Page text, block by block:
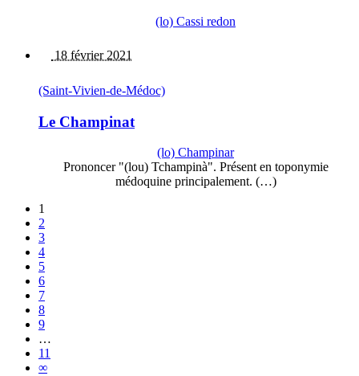
(lo) Cassi redon
18 février 2021
(Saint-Vivien-de-Médoc)
Le Champinat
(lo) Champinar
Prononcer "(lou) Tchampinà". Présent en toponymie
médoquine principalement. (…)
1
2
3
4
5
6
7
8
9
…
11
∞